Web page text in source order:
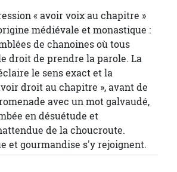
« avoir voix au chapitre »
médiévale et monastique :
de chanoines où tous
droit de prendre la parole. La
le sens exact et la
droit au chapitre », avant de
avec un mot galvaudé,
en désuétude et
de la choucroute.
et gourmandise s'y rejoignent.